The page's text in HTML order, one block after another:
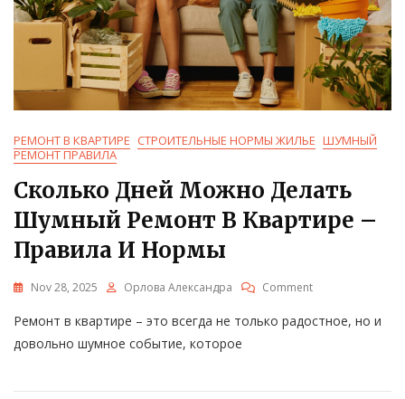
РЕМОНТ В КВАРТИРЕ СТРОИТЕЛЬНЫЕ НОРМЫ ЖИЛЬЕ ШУМНЫЙ
РЕМОНТ ПРАВИЛА
Сколько Дней Можно Делать
Шумный Ремонт В Квартире –
Правила И Нормы
Nov 28, 2025 Орлова Александра CommentOn
Дней
Ремонт
Ремонт в квартире – это всегда не только радостное, но и
довольно шумное событие, которое